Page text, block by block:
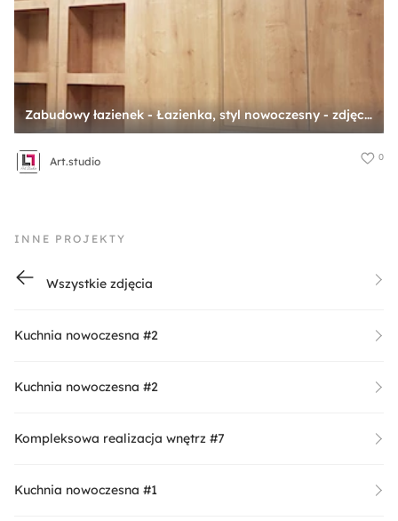
Zabudowy łazienek - Łazienka, styl nowoczesny - zdjęcie od Art.studio
Art.studio 0
INNE PROJEKTY
Wszystkie zdjęcia
Kuchnia nowoczesna #2
Kuchnia nowoczesna #2
Kompleksowa realizacja wnętrz #7
Kuchnia nowoczesna #1